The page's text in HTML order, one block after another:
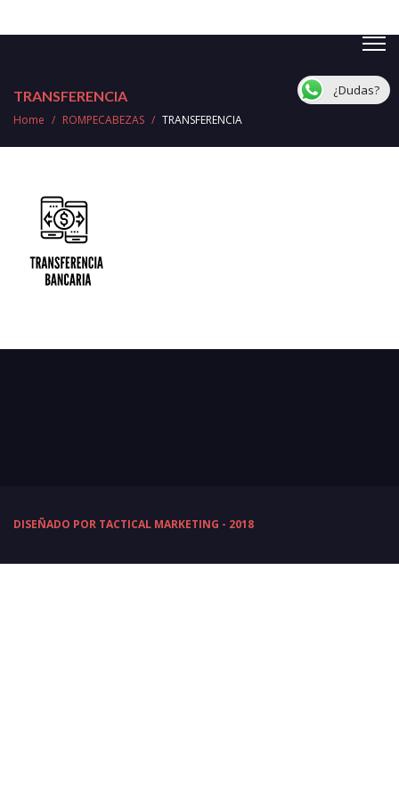
TRANSFERENCIA
Home / ROMPECABEZAS / TRANSFERENCIA
DISEÑADO POR TACTICAL MARKETING - 2018
¿Dudas?